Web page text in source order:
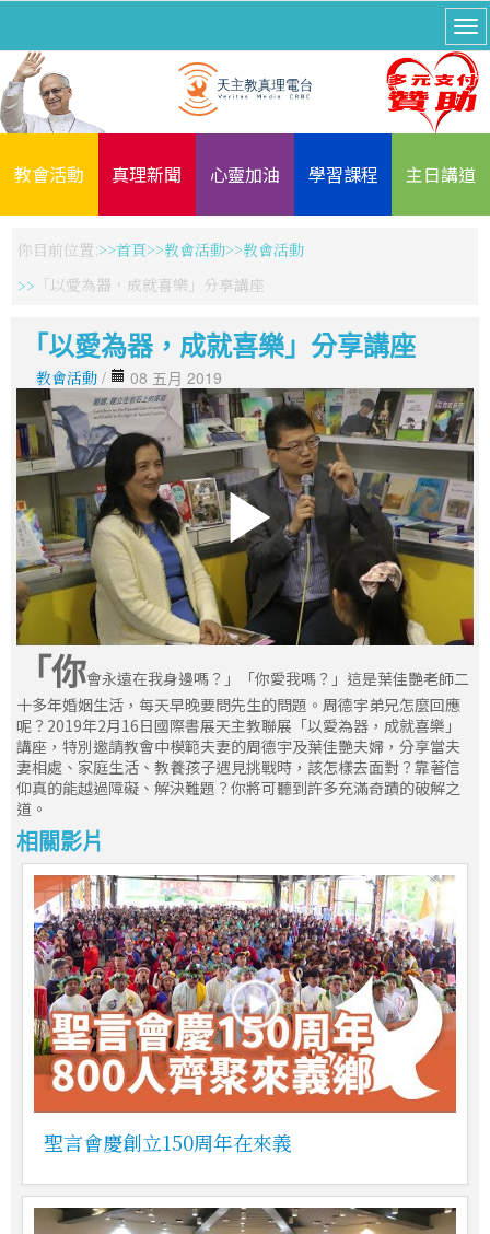
教會活動 真理新聞 心靈加油 學習課程 主日講道
你目前位置: 首頁 教會活動
教會活動
「以愛為器，成就喜樂」分享講座
「以愛為器，成就喜樂」分享講座
教會活動 / 08 五月 2019
「你會永遠在我身邊嗎？」「你愛我嗎？」這是葉佳艷老師二
十多年婚姻生活，每天早晚要問先生的問題。周德宇弟兄怎麼回應
呢？2019年2月16日國際書展天主教聯展「以愛為器，成就喜樂」
講座，特別邀請教會中模範夫妻的周德宇及葉佳艷夫婦，分享當夫
妻相處、家庭生活、教養孩子遇見挑戰時，該怎樣去面對？靠著信
仰真的能越過障礙、解決難題？你將可聽到許多充滿奇蹟的破解之
道。
相關影片
聖言會慶創立150周年在來義